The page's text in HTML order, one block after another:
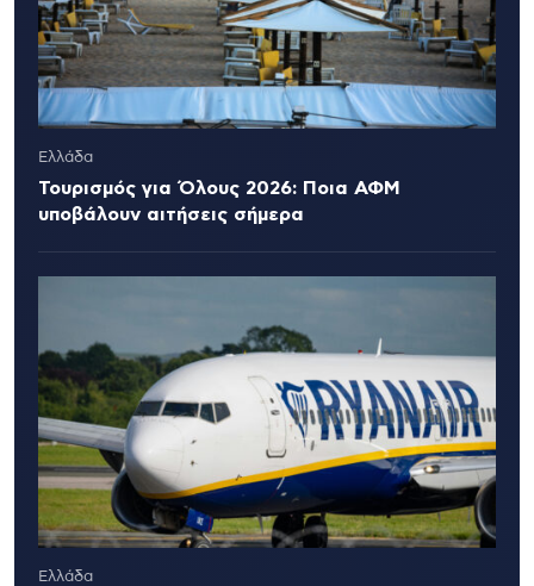
Ελλάδα
Τουρισμός για Όλους 2026: Ποια ΑΦΜ
υποβάλουν αιτήσεις σήμερα
Ελλάδα